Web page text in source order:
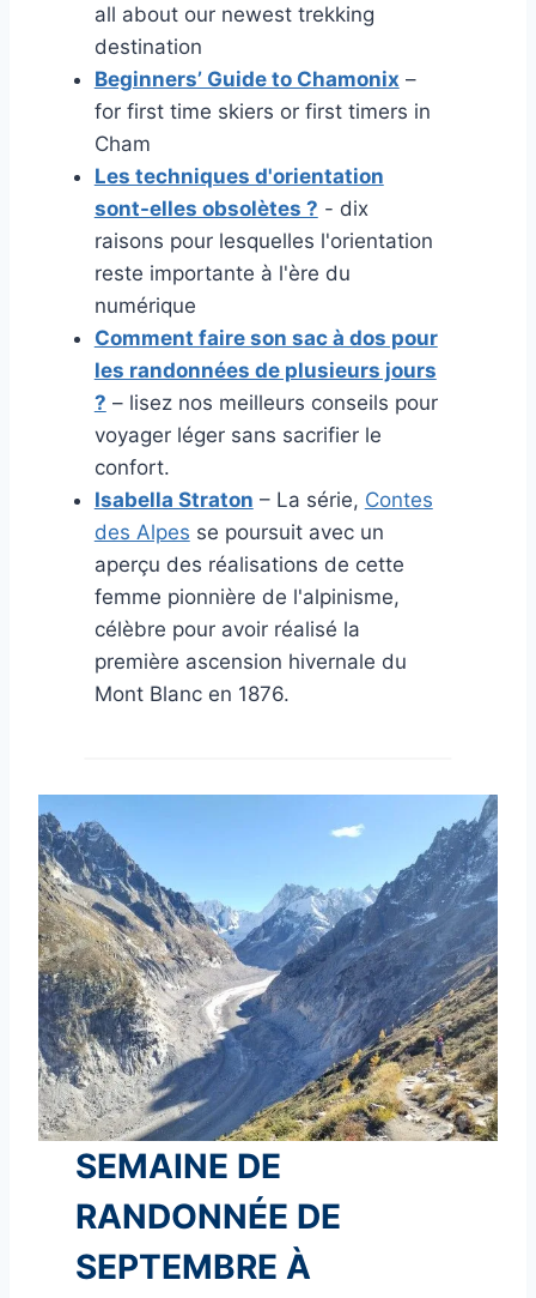
all about our newest trekking
destination
Beginners’ Guide to Chamonix –
for first time skiers or first timers in
Cham
Les techniques d'orientation
sont-elles obsolètes ? - dix
raisons pour lesquelles l'orientation
reste importante à l'ère du
numérique
Comment faire son sac à dos pour
les randonnées de plusieurs jours
? – lisez nos meilleurs conseils pour
voyager léger sans sacrifier le
confort.
Isabella Straton – La série, Contes
des Alpes se poursuit avec un
aperçu des réalisations de cette
femme pionnière de l'alpinisme,
célèbre pour avoir réalisé la
première ascension hivernale du
Mont Blanc en 1876.
SEMAINE DE
RANDONNÉE DE
SEPTEMBRE À